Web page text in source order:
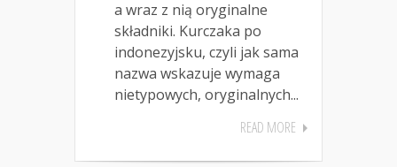
a wraz z nią oryginalne
składniki. Kurczaka po
indonezyjsku, czyli jak sama
nazwa wskazuje wymaga
nietypowych, oryginalnych...
READ MORE